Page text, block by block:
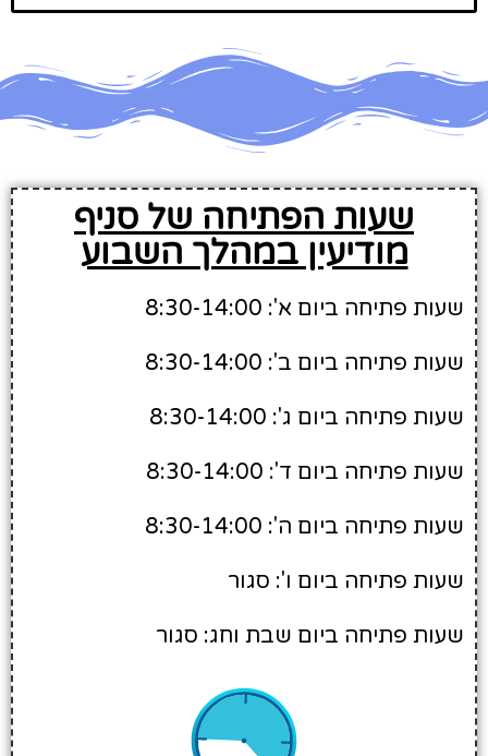
שעות הפתיחה של סניף
מודיעין במהלך השבוע
שעות פתיחה ביום א': 8:30-14:00
שעות פתיחה ביום ב': 8:30-14:00
שעות פתיחה ביום ג': 8:30-14:00
שעות פתיחה ביום ד': 8:30-14:00
שעות פתיחה ביום ה': 8:30-14:00
שעות פתיחה ביום ו': סגור
שעות פתיחה ביום שבת וחג: סגור